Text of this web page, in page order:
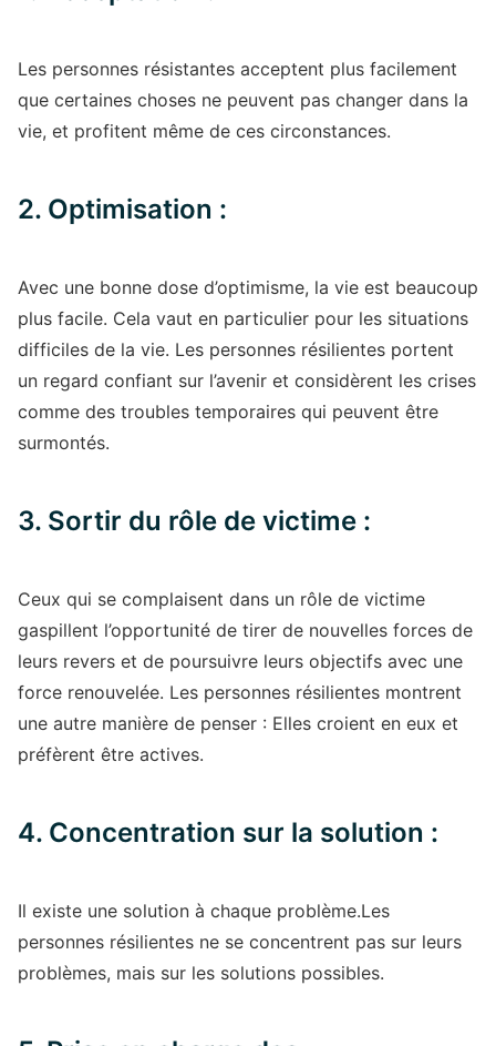
Les personnes résistantes acceptent plus facilement
que certaines choses ne peuvent pas changer dans la
vie, et profitent même de ces circonstances.
2. Optimisation :
Avec une bonne dose d’optimisme, la vie est beaucoup
plus facile. Cela vaut en particulier pour les situations
difficiles de la vie. Les personnes résilientes portent
un regard confiant sur l’avenir et considèrent les crises
comme des troubles temporaires qui peuvent être
surmontés.
3. Sortir du rôle de victime :
Ceux qui se complaisent dans un rôle de victime
gaspillent l’opportunité de tirer de nouvelles forces de
leurs revers et de poursuivre leurs objectifs avec une
force renouvelée. Les personnes résilientes montrent
une autre manière de penser : Elles croient en eux et
préfèrent être actives.
4. Concentration sur la solution :
Il existe une solution à chaque problème.Les
personnes résilientes ne se concentrent pas sur leurs
problèmes, mais sur les solutions possibles.